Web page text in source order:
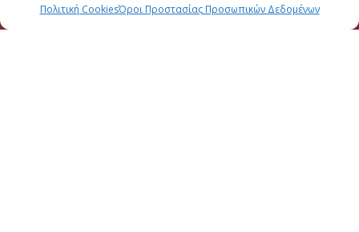
Πολιτική CookiesΌροι Προστασίας Προσωπικών Δεδομένων